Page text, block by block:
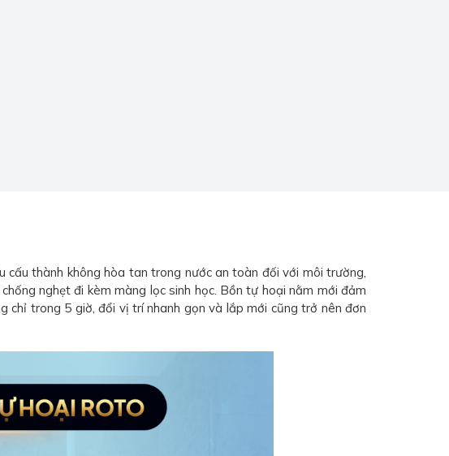
cấu thành không hòa tan trong nước an toàn đối với môi trường,
nghẹt đi kèm màng lọc sinh học. Bồn tự hoại nằm mới đảm
chỉ trong 5 giờ, đổi vị trí nhanh gọn và lắp mới cũng trở nên đơn